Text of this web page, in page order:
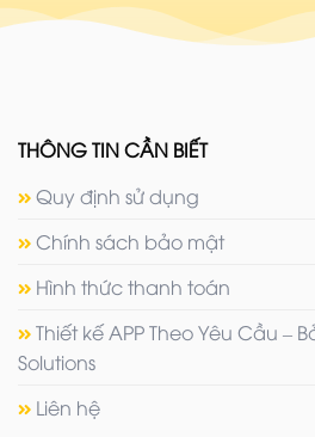
THÔNG TIN CẦN BIẾT
Quy định sử dụng
Chính sách bảo mật
Hình thức thanh toán
Thiết kế APP Theo Yêu Cầu –
Solutions
Liên hệ